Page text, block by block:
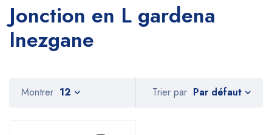
Jonction en L gardena
Inezgane
Trier par Par défaut
Montrer 12